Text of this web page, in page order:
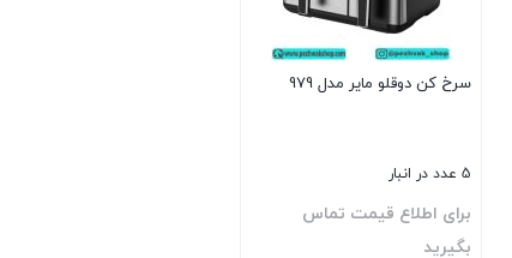
سرخ کن دوقلو مایر مدل 979
5 عدد در انبار
برای اطلاع قیمت تماس
بگیرید